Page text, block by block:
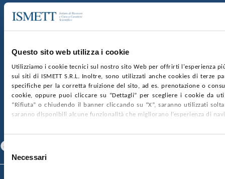
Questo sito web utilizza i cookie
Utilizziamo i cookie tecnici sul nostro sito Web per offrirti l'esperienza
sui siti di ISMETT S.R.L. Inoltre, sono utilizzati anche cookies di terze
specifiche per la corretta fruizione del sito, ad es. prenotazione o
cookie, oppure puoi cliccare su “Dettagli” per scegliere i cookie da
“Rifiuta” o chiudendo il banner cliccando su “X”, saranno utilizzati
saranno disponibili alcune funzionalità che migliorano l’esperienza di
Selezione
delNecessari
Via Discesa dei Giudici 4 90133 Palermo
nr. REA PA-201818 P.I. 04544550827
SOCIETÀ TRASPARENTE WHISTLEBLOWING
GARE E CONTRATTIPRIVACYCOOKIE POLICY
SOSTIENICIMAPPA DEL SITOACCESSIBILITÀ
CONTATTI